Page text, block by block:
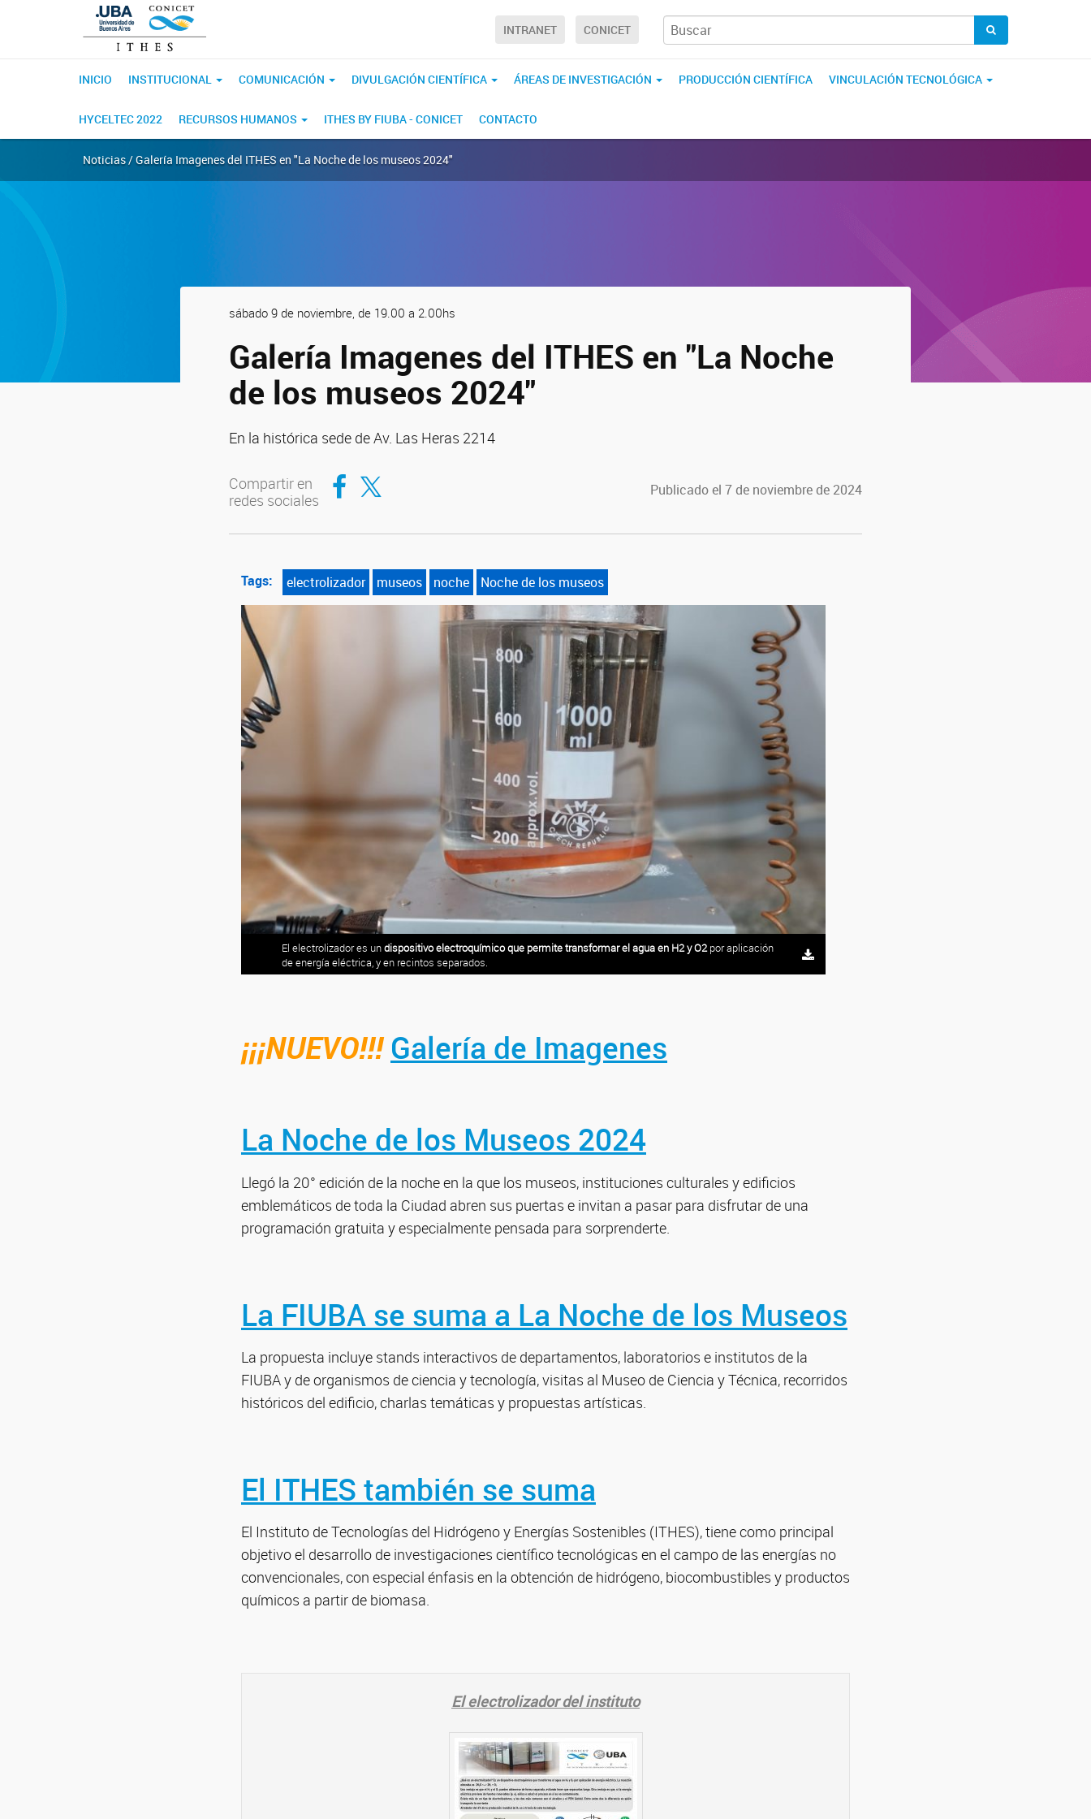
INTRANET CONICET
INICIO INSTITUCIONAL COMUNICACIÓN DIVULGACIÓN CIENTÍFICA ÁREAS DE INVESTIGACIÓN PRODUCCIÓN CIENTÍFICA VINCULACIÓN TECNOLÓGICA
HYCELTEC 2022 RECURSOS HUMANOS ITHES BY FIUBA - CONICET CONTACTO
Noticias / Galería Imagenes del ITHES en "La Noche de los museos 2024"
sábado 9 de noviembre, de 19.00 a 2.00hs
Galería Imagenes del ITHES en "La Noche
de los museos 2024"
En la histórica sede de Av. Las Heras 2214
Compartir en
redes sociales
Compartir en Facebook
Compartir en Twitter Publicado el 7 de noviembre de 2024
Tags: electrolizador museos noche Noche de los museos
El electrolizador es undispositivo electroquímico que permite transformar el agua en H2 y O2por aplicación
de energía eléctrica, y en recintos separados.
¡¡¡NUEVO!!! Galería de Imagenes
La Noche de los Museos 2024
Llegó la 20° edición de la noche en la que los museos, instituciones culturales y edificios
emblemáticos de toda la Ciudad abren sus puertas e invitan a pasar para disfrutar de una
programación gratuita y especialmente pensada para sorprenderte.
La FIUBA se suma a La Noche de los Museos
La propuesta incluye stands interactivos de departamentos, laboratorios e institutos de la
FIUBA y de organismos de ciencia y tecnología, visitas al Museo de Ciencia y Técnica, recorridos
históricos del edificio, charlas temáticas y propuestas artísticas.
El ITHES también se suma
El Instituto de Tecnologías del Hidrógeno y Energías Sostenibles (ITHES), tiene como principal
objetivo el desarrollo de investigaciones científico tecnológicas en el campo de las energías no
convencionales, con especial énfasis en la obtención de hidrógeno, biocombustibles y productos
químicos a partir de biomasa.
El electrolizador del instituto